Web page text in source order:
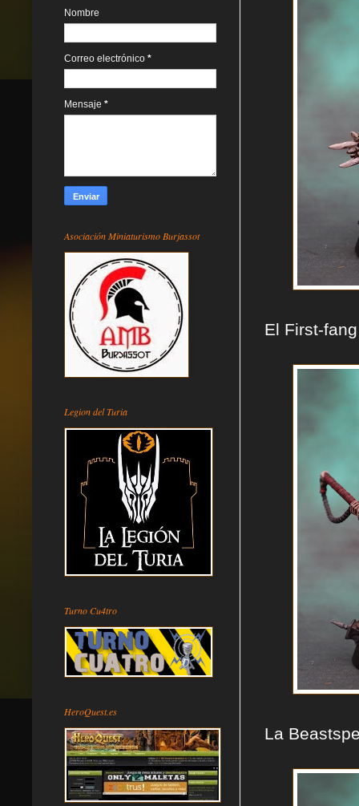
El First-
La
Nombre
Correo electrónico *
Mensaje *
Asociación Miniaturismo Burjassot
Legion del Turia
Turno Cu4tro
HeroQuest.es